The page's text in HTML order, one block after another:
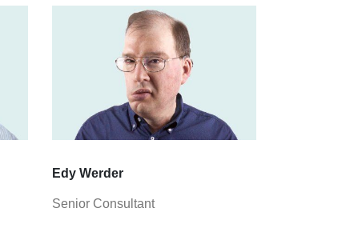
Edy Werder
Senior Consultant